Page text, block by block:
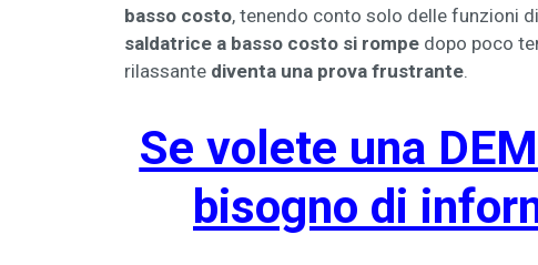
basso costo, tenendo conto solo delle funzioni
saldatrice a basso costo si rompe dopo poco
rilassante diventa una prova frustrante.
Se volete una
bisogno di